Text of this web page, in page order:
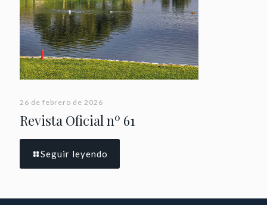
26 de febrero de 2026
Revista Oficial nº 61
Seguir leyendo